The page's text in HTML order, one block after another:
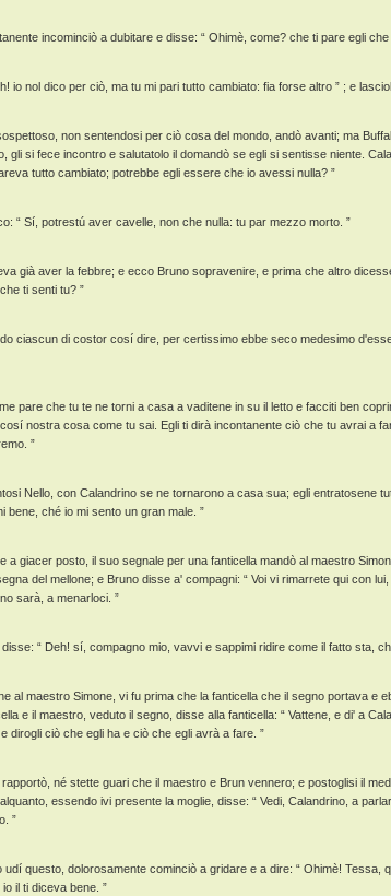
incominciò a dubitare e disse: “ Ohimè, come? che ti pare egli che
io nol dico per ciò, ma tu mi pari tutto cambiato: fia forse altro ” ; e
non sentendosi per ciò cosa del mondo, andò avanti; ma
gli si fece incontro e salutatolo il domandò se egli si sentisse niente.
tutto cambiato; potrebbe egli essere che io avessi nulla? ”
“ Sí, potrestú aver cavelle, non che nulla: tu par mezzo morto. ”
già aver la febbre; e ecco Bruno sopravenire, e prima che altro
ti senti tu? ”
ciascun di costor cosí dire, per certissimo ebbe seco medesimo
pare che tu te ne torni a casa a vaditene in su il letto e facciti ben
nostra cosa come tu sai. Egli ti dirà incontanente ciò che tu avrai a
”
Nello, con Calandrino se ne tornarono a casa sua; egli entratosene
bene, ché io mi sento un gran male. ”
a giacer posto, il suo segnale per una fanticella mandò al maestro
del mellone; e Bruno disse a' compagni: “ Voi vi rimarrete qui con
sarà, a menarloci. ”
“ Deh! sí, compagno mio, vavvi e sappimi ridire come il fatto sta,
al maestro Simone, vi fu prima che la fanticella che il segno portava e
e il maestro, veduto il segno, disse alla fanticella: “ Vattene, e di' a
dirogli ciò che egli ha e ciò che egli avrà a fare. ”
né stette guari che il maestro e Brun vennero; e postoglisi il
essendo ivi presente la moglie, disse: “ Vedi, Calandrino, a
”
udí questo, dolorosamente cominciò a gridare e a dire: “ Ohimè! Tessa,
il ti diceva bene. ”